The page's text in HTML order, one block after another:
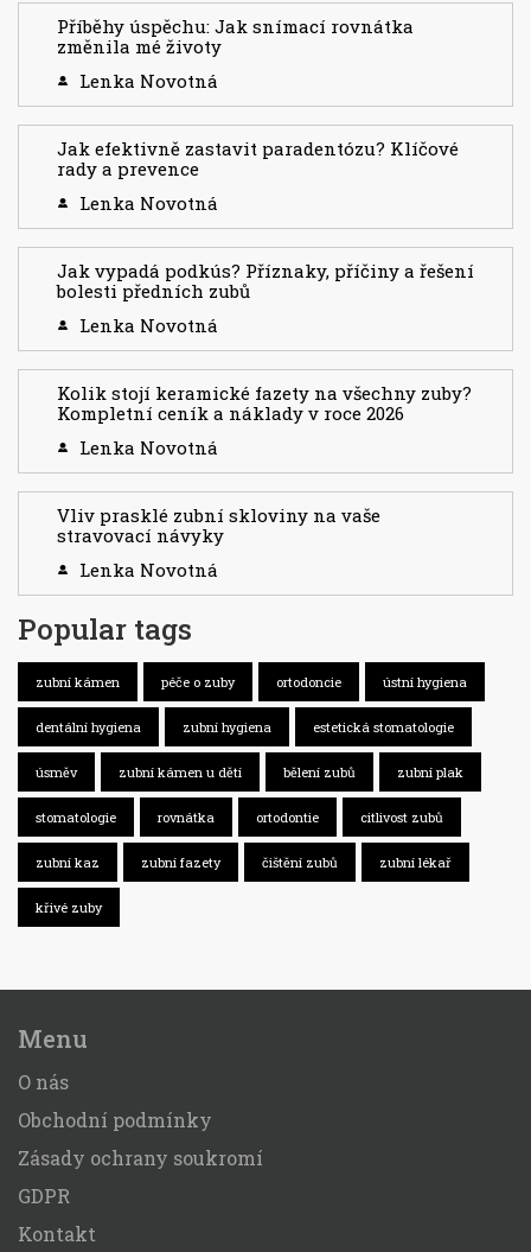
Příběhy úspěchu: Jak snímací rovnátka
změnila mé životy
Lenka Novotná
Jak efektivně zastavit paradentózu? Klíčové
rady a prevence
Lenka Novotná
Jak vypadá podkús? Příznaky, příčiny a řešení
bolesti předních zubů
Lenka Novotná
Kolik stojí keramické fazety na všechny zuby?
Kompletní ceník a náklady v roce 2026
Lenka Novotná
Vliv prasklé zubní skloviny na vaše
stravovací návyky
Lenka Novotná
Popular tags
zubní kámen péče o zuby ortodoncie ústní hygiena
dentální hygiena zubní hygiena estetická stomatologie
úsměv zubní kámen u dětí bělení zubů zubní plak
stomatologie rovnátka ortodontie citlivost zubů
zubní kaz zubní fazety čištění zubů zubní lékař
křivé zuby
Menu
O nás
Obchodní podmínky
Zásady ochrany soukromí
GDPR
Kontakt